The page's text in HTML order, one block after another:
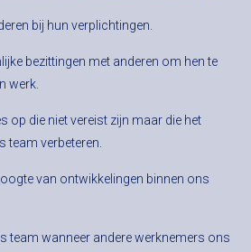
bij hun verplichtingen.
bezittingen met anderen om hen te
werk.
op die niet vereist zijn maar die het
team verbeteren.
van ontwikkelingen binnen ons
team wanneer andere werknemers ons